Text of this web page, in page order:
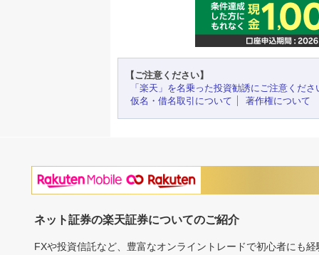
【ご注意ください】
「楽天」を名乗った投資勧誘にご注意くださ
仮名・借名取引について
著作権について
ネット証券の楽天証券についてのご紹介
FXや投資信託など、豊富なオンライントレードで初心者にも